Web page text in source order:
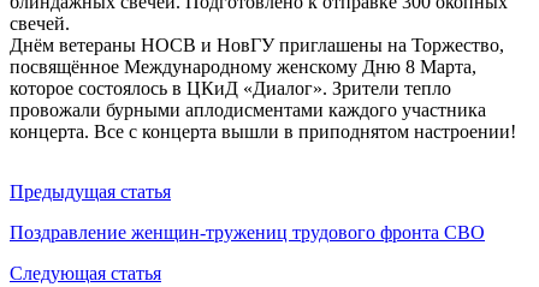
свечей.
Днём ветераны НОСВ и НовГУ приглашены на Торжество,
посвящённое Международному женскому Дню 8 Марта,
которое состоялось в ЦКиД «Диалог». Зрители тепло
провожали бурными аплодисментами каждого участника
концерта. Все с концерта вышли в приподнятом настроении!
Предыдущая статья
Поздравление женщин-тружениц трудового фронта СВО
Следующая статья